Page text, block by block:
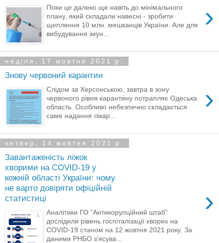
›
Поки це далеко ще навіть до мінімального
плану, який складали навесні - зробити
щеплення 10 млн. мешканців України. Але для
вибудування імун...
неділя, 17 жовтня 2021 р.
Знову червоний карантин
›
Слідом за Херсонською, завтра в зону
червоного рівня карантину потрапляє Одеська
область. Особливо небезпечно складається
саме надання лікар...
четвер, 14 жовтня 2021 р.
Завантаженість ліжок
хворими на COVID-19 у
кожній області України: чому
не варто довіряти офіційній
статистиці
›
Аналітики ГО “Антикорупційний штаб”
дослідили рівень госпіталізації хворих на
COVID-19 станом на 12 жовтня 2021 року. За
даними РНБО з’ясува...